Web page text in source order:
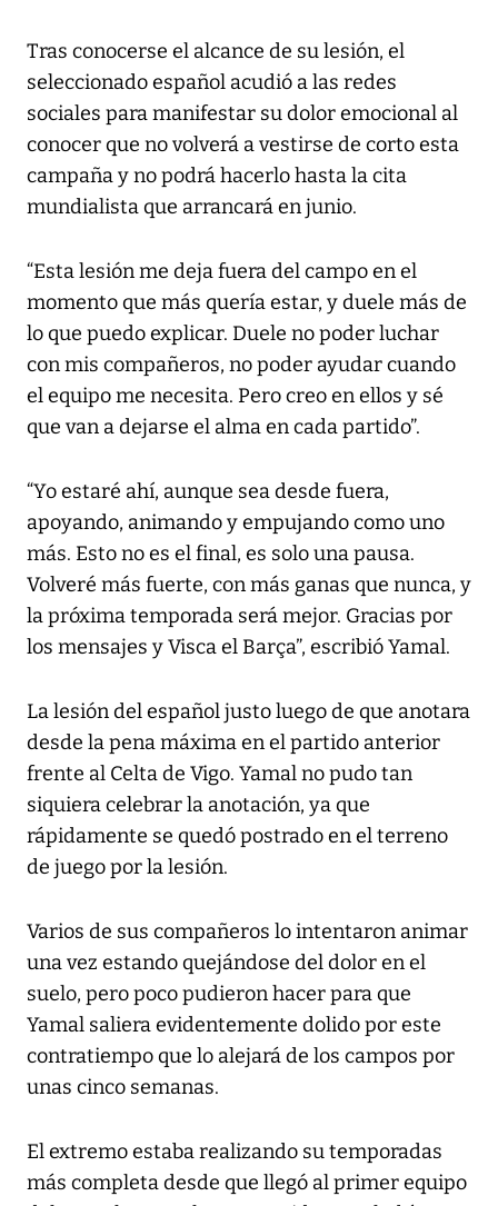
Tras conocerse el alcance de su lesión, el
seleccionado español acudió a las redes
sociales para manifestar su dolor emocional al
conocer que no volverá a vestirse de corto esta
campaña y no podrá hacerlo hasta la cita
mundialista que arrancará en junio.
“Esta lesión me deja fuera del campo en el
momento que más quería estar, y duele más de
lo que puedo explicar. Duele no poder luchar
con mis compañeros, no poder ayudar cuando
el equipo me necesita. Pero creo en ellos y sé
que van a dejarse el alma en cada partido”.
“Yo estaré ahí, aunque sea desde fuera,
apoyando, animando y empujando como uno
más. Esto no es el final, es solo una pausa.
Volveré más fuerte, con más ganas que nunca, y
la próxima temporada será mejor. Gracias por
los mensajes y Visca el Barça”, escribió Yamal.
La lesión del español justo luego de que anotara
desde la pena máxima en el partido anterior
frente al Celta de Vigo. Yamal no pudo tan
siquiera celebrar la anotación, ya que
rápidamente se quedó postrado en el terreno
de juego por la lesión.
Varios de sus compañeros lo intentaron animar
una vez estando quejándose del dolor en el
suelo, pero poco pudieron hacer para que
Yamal saliera evidentemente dolido por este
contratiempo que lo alejará de los campos por
unas cinco semanas.
El extremo estaba realizando su temporadas
más completa desde que llegó al primer equipo